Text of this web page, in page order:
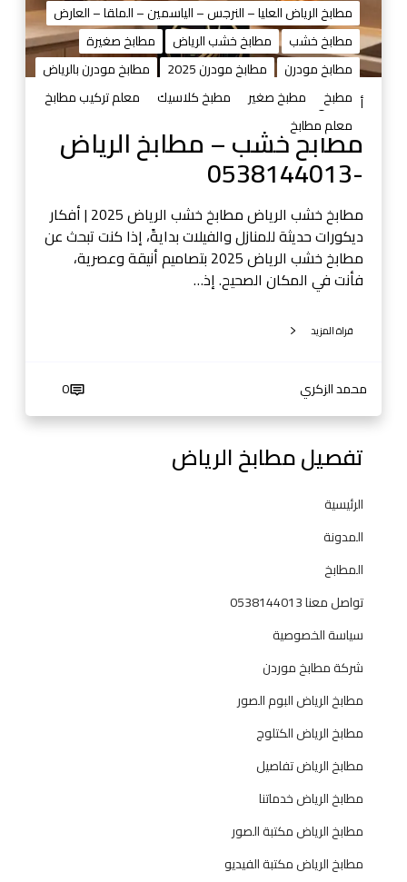
م
ط
ا
ب
مطابخ الرياض العليا – النرجس – الياسمين – الملقا – العارض
مطابخ خشب
مطابخ خشب الرياض
مطابخ صغيرة
مطابخ مودرن
مطابخ مودرن 2025
مطابخ مودرن بالرياض
مطبخ
مطبخ صغير مطبخ كلاسيك
معلم تركيب مطابخ
معلم مطابخ
أغسطس 29, 2025
مطابخ خشب – مطابخ الرياض
-0538144013
مطابخ خشب الرياض مطابخ خشب الرياض 2025 | أفكار
ديكورات حديثة للمنازل والفيلات بدايةً، إذا كنت تبحث عن
مطابخ خشب الرياض 2025 بتصاميم أنيقة وعصرية،
فأنت في المكان الصحيح. إذ…
قراة المزيد
محمد الزكري 0
تفصيل مطابخ الرياض
الرئيسية
المدونة
المطابخ
تواصل معنا 0538144013
سياسة الخصوصية
شركة مطابخ موردن
مطابخ الرياض البوم الصور
مطابخ الرياض الكتلوج
مطابخ الرياض تفاصيل
مطابخ الرياض خدماتنا
مطابخ الرياض مكتبة الصور
مطابخ الرياض مكتبة الفيديو